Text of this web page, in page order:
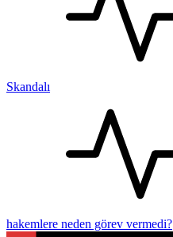
Skandalı
hakemlere neden görev vermedi?